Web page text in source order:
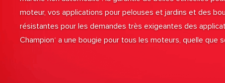
moteur, vos applications pour pelouses et jardins et des
résistantes pour les demandes très exigeantes des
Champion® a une bougie pour tous les moteurs, quelle que